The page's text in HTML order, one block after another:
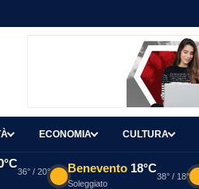
ECONOMIA CULTURA
36° / 20° Benevento 18°C
Soleggiato
38° / 18°